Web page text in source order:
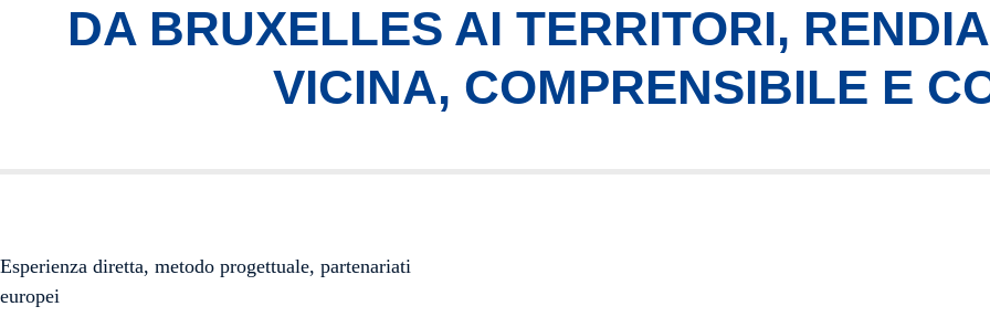
DA BRUXELLES AI TERRITORI,
VICINA, COMPRENSIBILE E
Esperienza diretta, metodo progettuale, partenariati
europei